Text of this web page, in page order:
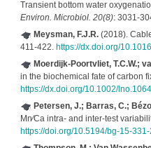
Transient bottom water
Environ. Microbiol. 20(8): 3031-
Meysman, F.J.R.(2018).
411-422. https://dx.doi.org/
Moerdijk-Poortvliet, T.C.W.;
in the biochemical fate of carbon
https://dx.doi.org/10.1002/
Petersen, J.; Barras, C.;
Mn∕Ca intra- and inter-test
https://doi.org/10.5194/bg-15-